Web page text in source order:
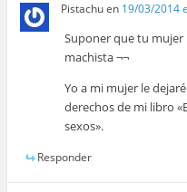
Pistachuen 19/03/2014
Suponer que tu mujer
machista ¬¬
Yo a mi mujer le
derechos de mi libro
sexos».
Responder